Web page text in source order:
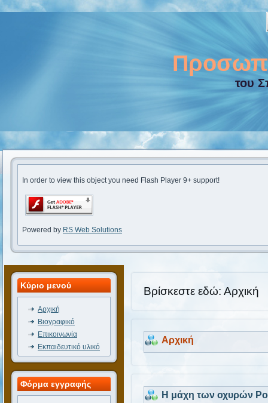
του
In order to view this object you need Flash Player 9+ support!
Powered by RS Web Solutions
Κύριο μενού
Αρχική
Βιογραφικό
Επικοινωνία
Εκπαιδευτικό υλικό
Φόρμα εγγραφής
Βρίσκεστε εδώ: Αρχική
Αρχική
Η μάχη των οχυρών